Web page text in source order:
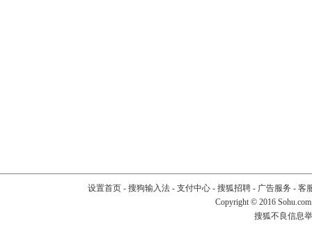
设置首页- 搜狗输入法- 支付中心- 搜狐招聘- 广告服务 - 客
Copyright © 2016
搜狐不良信息